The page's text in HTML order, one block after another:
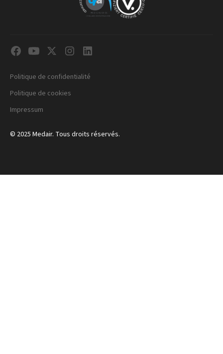
© 2025 Medair. Tous droits réservés.
Politique de confidentialité
Politique de cookies
Impressum